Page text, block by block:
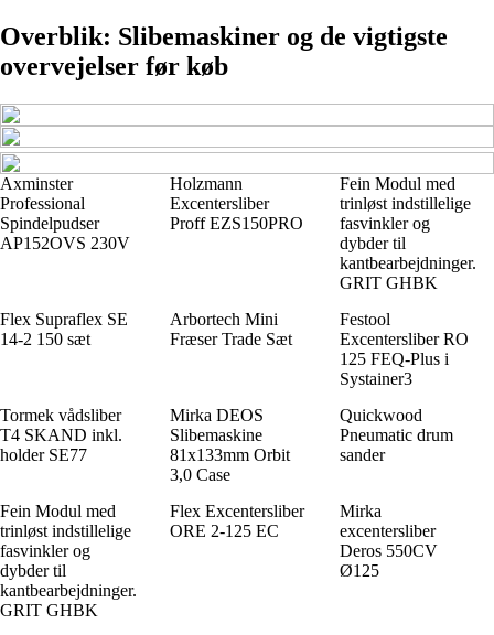
Overblik: Slibemaskiner og de vigtigste
overvejelser før køb
Axminster
Professional
Spindelpudser
AP152OVS 230V
Holzmann
Excentersliber
Proff EZS150PRO
Fein Modul med
trinløst indstillelige
fasvinkler og
dybder til
kantbearbejdninger.
GRIT GHBK
Flex Supraflex SE
14-2 150 sæt
Arbortech Mini
Fræser Trade Sæt
Festool
Excentersliber RO
125 FEQ-Plus i
Systainer3
Tormek vådsliber
T4 SKAND inkl.
holder SE77
Mirka DEOS
Slibemaskine
81x133mm Orbit
3,0 Case
Quickwood
Pneumatic drum
sander
Fein Modul med
trinløst indstillelige
fasvinkler og
dybder til
kantbearbejdninger.
GRIT GHBK
Flex Excentersliber
ORE 2-125 EC
Mirka
excentersliber
Deros 550CV
Ø125